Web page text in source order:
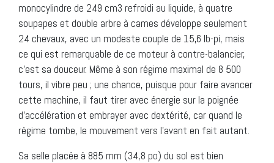
monocylindre de 249 cm3 refroidi au liquide, à quatre
soupapes et double arbre à cames développe seulement
24 chevaux, avec un modeste couple de 15,6 lb-pi, mais
ce qui est remarquable de ce moteur à contre-balancier,
c’est sa douceur. Même à son régime maximal de 8 500
tours, il vibre peu ; une chance, puisque pour faire avancer
cette machine, il faut tirer avec énergie sur la poignée
d’accélération et embrayer avec dextérité, car quand le
régime tombe, le mouvement vers l’avant en fait autant.
Sa selle placée à 885 mm (34,8 po) du sol est bien